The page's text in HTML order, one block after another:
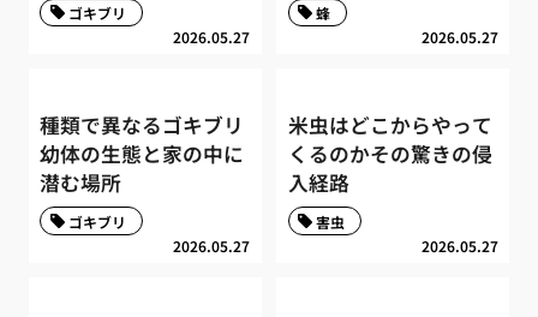
2026.05.27
ゴキブリ
2026.05.27
蜂
種類で異なるゴキブリ
幼体の生態と家の中に
潜む場所
2026.05.27
ゴキブリ
米虫はどこからやって
くるのかその驚きの侵
入経路
2026.05.27
害虫